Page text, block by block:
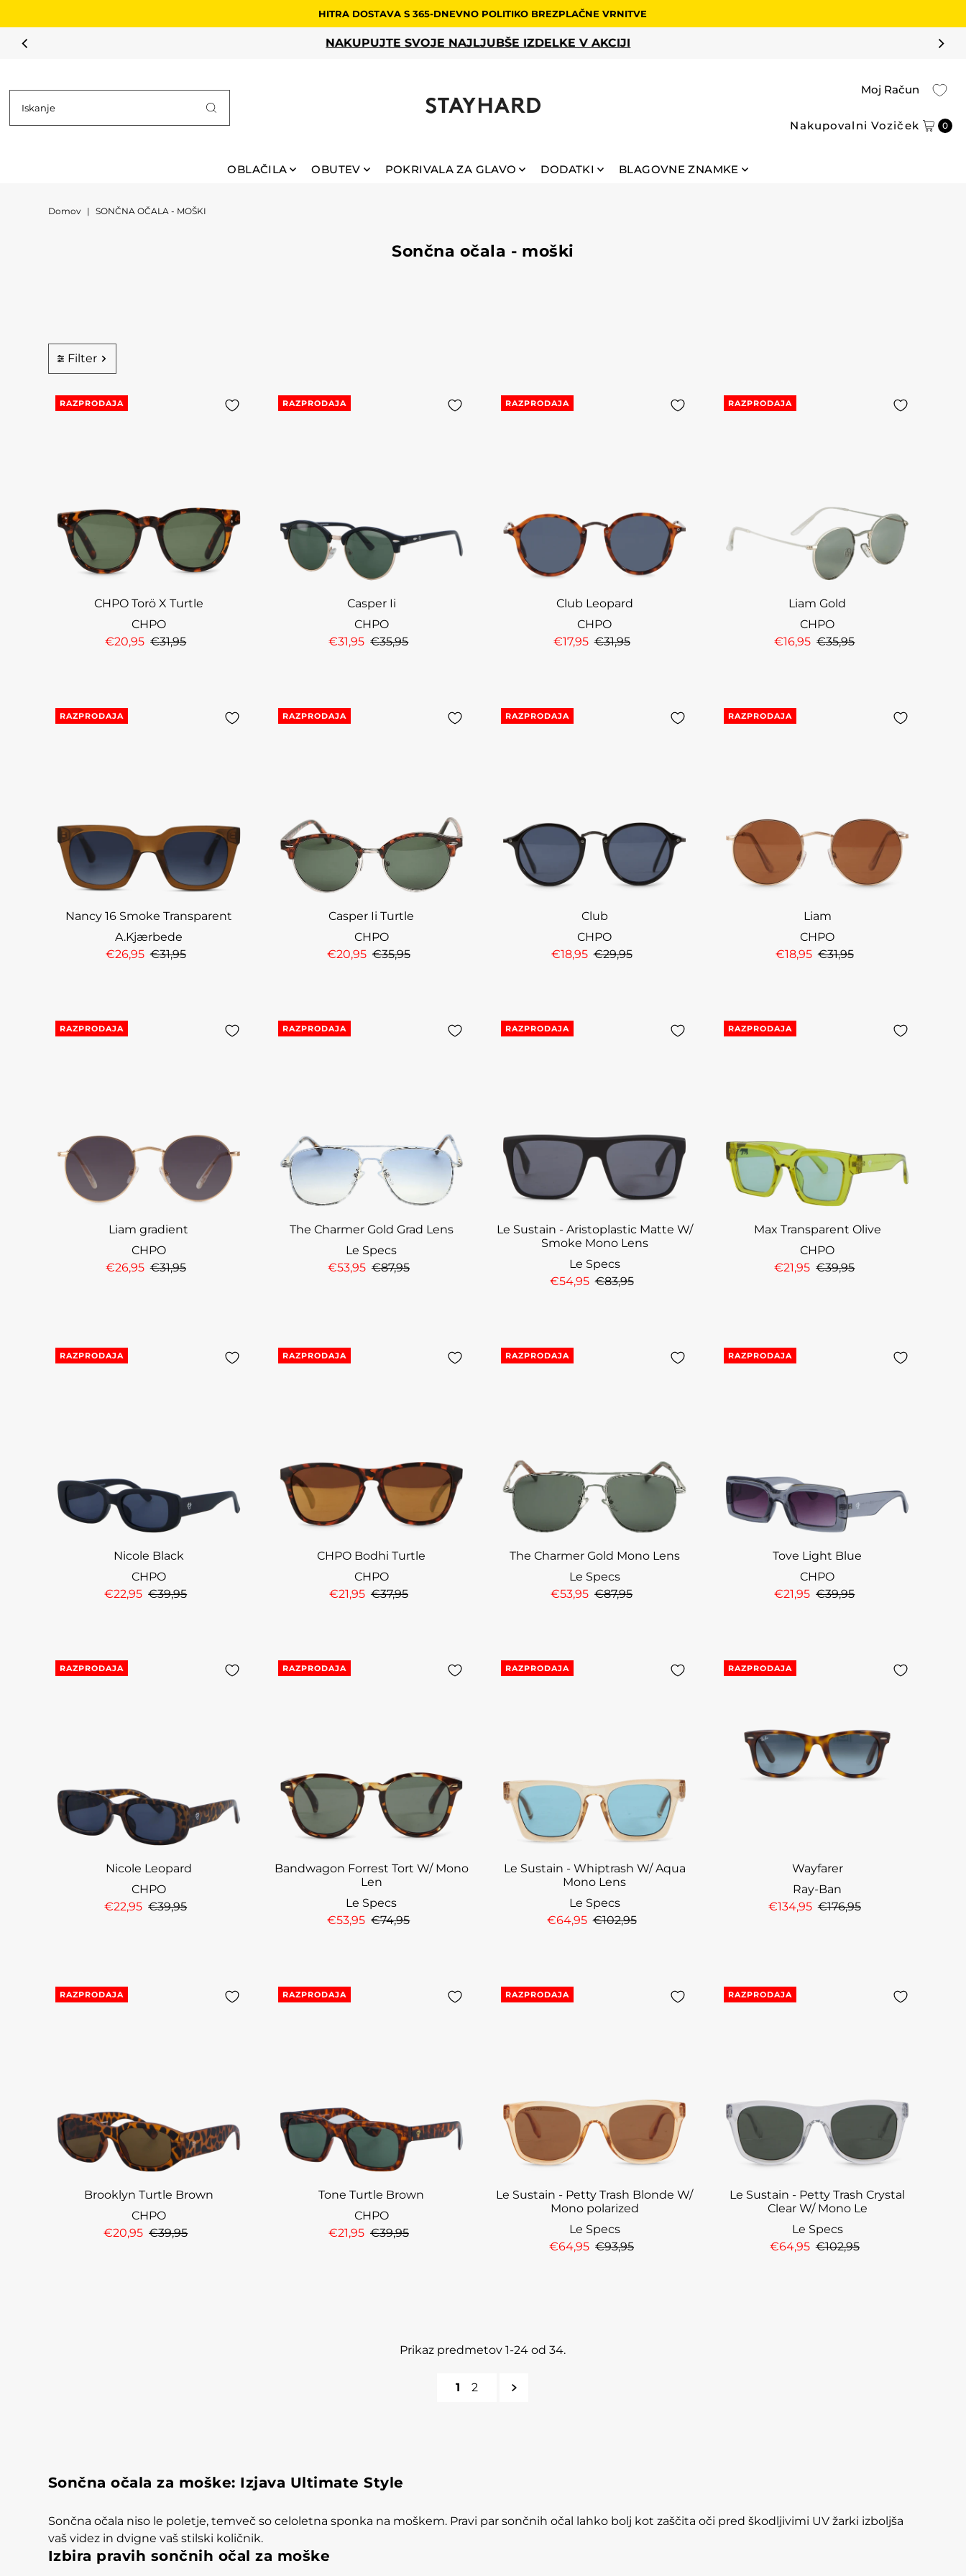
HITRA DOSTAVA S 365-DNEVNO POLITIKO BREZPLAČNE VRNITVE
NAKUPUJTE SVOJE NAJLJUBŠE IZDELKE V AKCIJI
Moj Račun
Nakupovalni Voziček 0
OBLAČILA OBUTEV POKRIVALA ZA GLAVO DODATKI BLAGOVNE ZNAMKE
Domov | SONČNA OČALA - MOŠKI
Sončna očala - moški
Filter
RAZPRODAJA
CHPO Torö X Turtle
CHPO
€20,95 €31,95
RAZPRODAJA
Casper Ii
CHPO
€31,95 €35,95
RAZPRODAJA
Club Leopard
CHPO
€17,95 €31,95
RAZPRODAJA
Liam Gold
CHPO
€16,95 €35,95
RAZPRODAJA
Nancy 16 Smoke Transparent
A.Kjærbede
€26,95 €31,95
RAZPRODAJA
Casper Ii Turtle
CHPO
€20,95 €35,95
RAZPRODAJA
Club
CHPO
€18,95 €29,95
RAZPRODAJA
Liam
CHPO
€18,95 €31,95
RAZPRODAJA
Liam gradient
CHPO
€26,95 €31,95
RAZPRODAJA
The Charmer Gold Grad Lens
Le Specs
€53,95 €87,95
RAZPRODAJA
Le Sustain - Aristoplastic Matte W/
Smoke Mono Lens
Le Specs
€54,95 €83,95
RAZPRODAJA
Max Transparent Olive
CHPO
€21,95 €39,95
RAZPRODAJA
Nicole Black
CHPO
€22,95 €39,95
RAZPRODAJA
CHPO Bodhi Turtle
CHPO
€21,95 €37,95
RAZPRODAJA
The Charmer Gold Mono Lens
Le Specs
€53,95 €87,95
RAZPRODAJA
Tove Light Blue
CHPO
€21,95 €39,95
RAZPRODAJA
Nicole Leopard
CHPO
€22,95 €39,95
RAZPRODAJA
Bandwagon Forrest Tort W/ Mono
Len
Le Specs
€53,95 €74,95
RAZPRODAJA
Le Sustain - Whiptrash W/ Aqua
Mono Lens
Le Specs
€64,95 €102,95
RAZPRODAJA
Wayfarer
Ray-Ban
€134,95 €176,95
RAZPRODAJA
Brooklyn Turtle Brown
CHPO
€20,95 €39,95
RAZPRODAJA
Tone Turtle Brown
CHPO
€21,95 €39,95
RAZPRODAJA
Le Sustain - Petty Trash Blonde W/
Mono polarized
Le Specs
€64,95 €93,95
RAZPRODAJA
Le Sustain - Petty Trash Crystal
Clear W/ Mono Le
Le Specs
€64,95 €102,95
Prikaz predmetov 1-24 od 34.
1 2
Sončna očala za moške: Izjava Ultimate Style
Sončna očala niso le poletje, temveč so celoletna sponka na moškem. Pravi par sončnih očal lahko bolj kot zaščita oči pred škodljivimi UV žarki izboljša
vaš videz in dvigne vaš stilski količnik.
Izbira pravih sončnih očal za moške